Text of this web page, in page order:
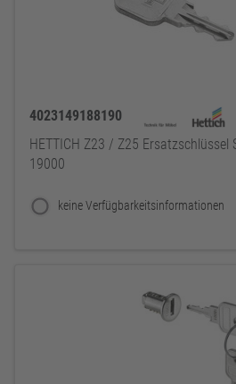
4023149188190
HETTICH Z23 / Z25 Ersatzschlüssel
19000
keine Verfügbarkeitsinformationen